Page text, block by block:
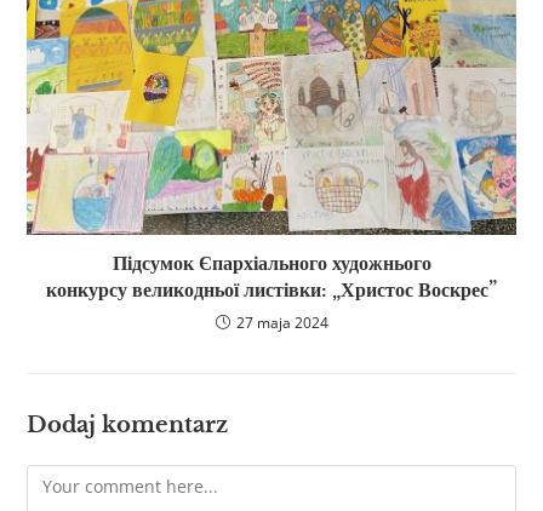
Підсумок Єпархіального художнього
конкурсу великодньої листівки: „Христос Воскрес”
27 maja 2024
Dodaj komentarz